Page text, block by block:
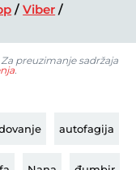
/Viber /
preuzimanje sadržaja
.
autofagija